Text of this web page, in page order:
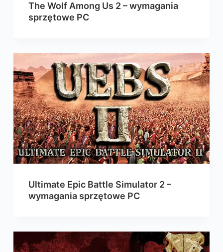
The Wolf Among Us 2 – wymagania
sprzętowe PC
Ultimate Epic Battle Simulator 2 –
wymagania sprzętowe PC